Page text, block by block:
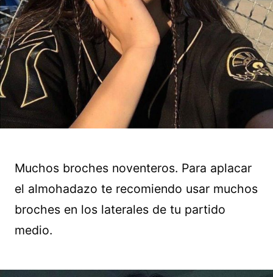
Muchos broches noventeros. Para aplacar
el almohadazo te recomiendo usar muchos
broches en los laterales de tu partido
medio.